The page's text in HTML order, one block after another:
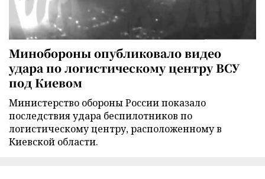
Минобороны опубликовало видео
удара по логистическому центру ВСУ
под Киевом
Министерство обороны России показало
последствия удара беспилотников по
логистическому центру, расположенному в
Киевской области.